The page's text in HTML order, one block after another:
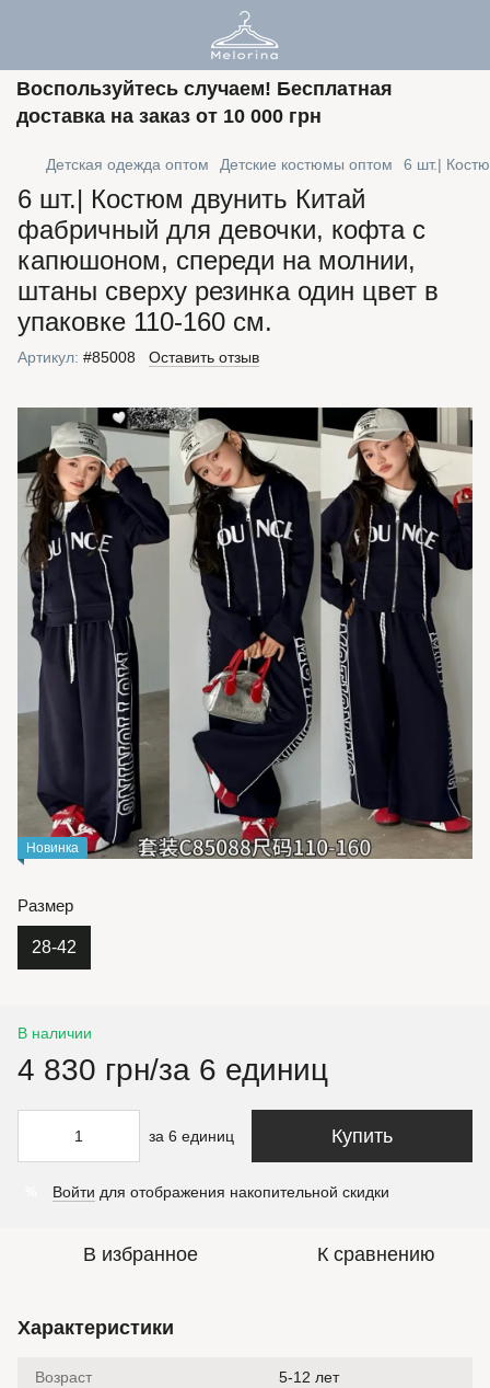
Воспользуйтесь случаем! Бесплатная
доставка на заказ от 10 000 грн
Детская одежда оптом Детские костюмы оптом 6 шт.|
6 шт.| Костюм двунить Китай
фабричный для девочки, кофта с
капюшоном, спереди на молнии,
штаны сверху резинка один цвет в
упаковке 110-160 см.
Артикул: #85008 Оставить отзыв
Новинка
Размер
28-42
В наличии
4 830 грн/за 6 единиц
за 6 единиц Купить
Войти для отображения накопительной скидки
В избранное К сравнению
Характеристики
Возраст 5-12 лет